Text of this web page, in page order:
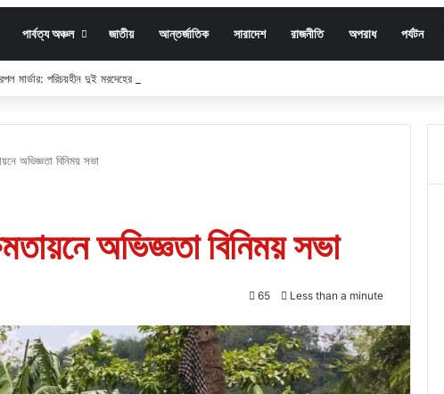
পার্বত্য অঞ্চল জাতীয় আন্তর্জাতিক সারাদেশ রাজনীতি অপরাধ পর্যটন
মার্ডার: পরিচয়হীন দুই মরদেহের স্বজনের খোঁজ পুলিশের
অভিজ্ঞতা বিনিময় সভা
অভিজ্ঞতা বিনিময় সভা
65 Less than a minute